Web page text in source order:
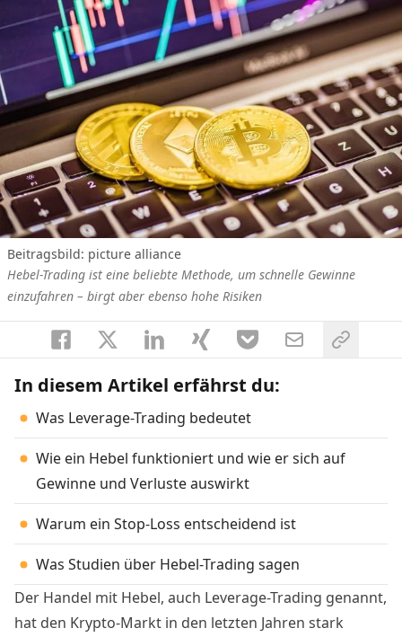
Beitragsbild: picture alliance
Hebel-Trading ist eine beliebte Methode, um schnelle Gewinne
einzufahren – birgt aber ebenso hohe Risiken
In diesem Artikel erfährst du:
Was Leverage-Trading bedeutet
Wie ein Hebel funktioniert und wie er sich auf
Gewinne und Verluste auswirkt
Warum ein Stop-Loss entscheidend ist
Was Studien über Hebel-Trading sagen
Der Handel mit Hebel, auch Leverage-Trading genannt,
hat den Krypto-Markt in den letzten Jahren stark